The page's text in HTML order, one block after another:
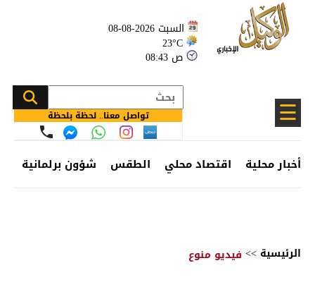
السبت 2026-08-08
23°C
08:43 ص
☰ تواصل معنا.. لحظة بلحظة
أخبار محلية اقتصاد محلي الطقس شؤون برلمانية
الرئيسية >> فيديو منوع